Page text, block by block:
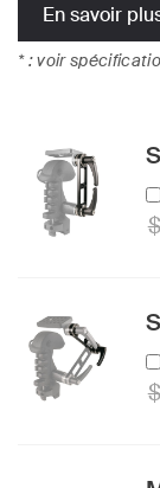
En savoir
* : voir
$
$